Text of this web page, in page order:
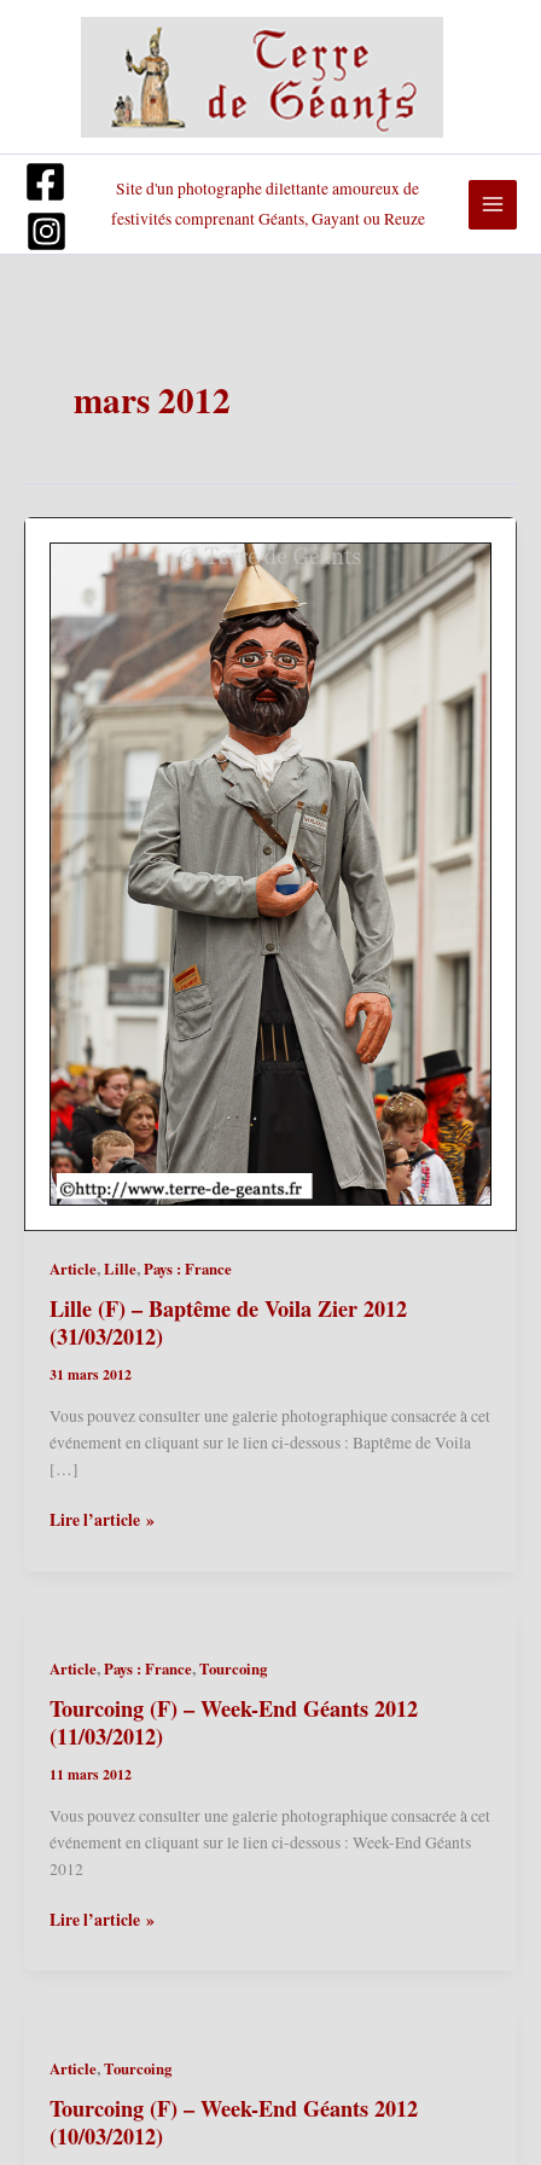
Site d'un photographe dilettante amoureux de
festivités comprenant Géants, Gayant ou Reuze
mars 2012
Article,Lille,Pays : France
Lille (F) – Baptême de Voila Zier 2012
(31/03/2012)
31 mars 2012
Vous pouvez consulter une galerie photographique consacrée à cet
événement en cliquant sur le lien ci-dessous : Baptême de Voila
[…]
Lille
Zier
2012
(31/03/2012)
Lire l’article »
Article,Pays : France,Tourcoing
Tourcoing (F) – Week-End Géants 2012
(11/03/2012)
11 mars 2012
Vous pouvez consulter une galerie photographique consacrée à cet
événement en cliquant sur le lien ci-dessous : Week-End Géants
2012
Tourcoing
2012
(11/03/2012)
Lire l’article »
Article,Tourcoing
Tourcoing (F) – Week-End Géants 2012
(10/03/2012)